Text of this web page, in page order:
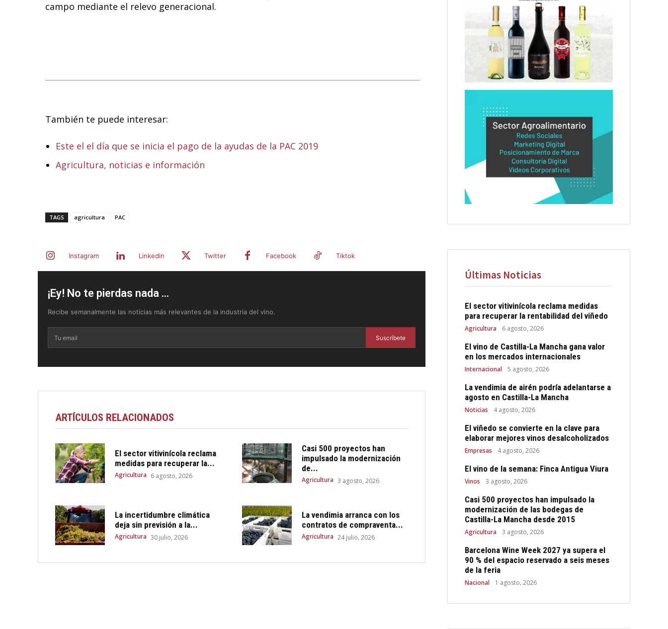
campo mediante el relevo generacional.
También te puede interesar:
Este el el día que se inicia el pago de la ayudas de la PAC 2019
Agricultura, noticias e información
TAGS agricultura PAC
Instagram Linkedin Twitter Facebook Tiktok
¡Ey! No te pierdas nada ...
Recibe semanalmente las noticias más relevantes de la industria del vino.
Suscríbete
ARTÍCULOS RELACIONADOS
El sector vitivinícola reclama
medidas para recuperar la...
Agricultura 6 agosto, 2026
Casi 500 proyectos han
impulsado la modernización
de...
Agricultura 3 agosto, 2026
La incertidumbre climática
deja sin previsión a la...
Agricultura 30 julio, 2026
La vendimia arranca con los
contratos de compraventa...
Agricultura 24 julio, 2026
Últimas Noticias
El sector vitivinícola reclama medidas
para recuperar la rentabilidad del viñedo
Agricultura 6 agosto, 2026
El vino de Castilla-La Mancha gana valor
en los mercados internacionales
Internacional 5 agosto, 2026
La vendimia de airén podría adelantarse a
agosto en Castilla-La Mancha
Noticias 4 agosto, 2026
El viñedo se convierte en la clave para
elaborar mejores vinos desalcoholizados
Empresas 4 agosto, 2026
El vino de la semana: Finca Antigua Viura
Vinos 3 agosto, 2026
Casi 500 proyectos han impulsado la
modernización de las bodegas de
Castilla-La Mancha desde 2015
Agricultura 3 agosto, 2026
Barcelona Wine Week 2027 ya supera el
90 % del espacio reservado a seis meses
de la feria
Nacional 1 agosto, 2026